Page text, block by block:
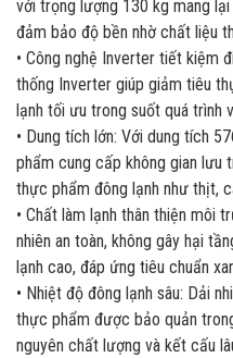
với trọng lượng 130 kg mang
đảm bảo độ bền nhờ chất liệu
• Công nghệ Inverter tiết kiệm
thống Inverter giúp giảm tiêu
lạnh tối ưu trong suốt quá trình
• Dung tích lớn: Với dung tích
phẩm cung cấp không gian lưu
thực phẩm đông lạnh như thịt,
• Chất làm lạnh thân thiện môi
nhiên an toàn, không gây hại
lạnh cao, đáp ứng tiêu chuẩn
• Nhiệt độ đông lạnh sâu: Dải
thực phẩm được bảo quản
nguyên chất lượng và kết cấu